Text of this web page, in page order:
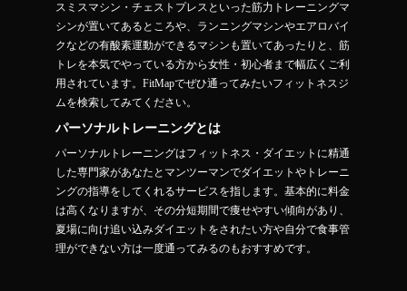
スミスマシン・チェストプレスといった筋力トレーニングマ
シンが置いてあるところや、ランニングマシンやエアロバイ
クなどの有酸素運動ができるマシンも置いてあったりと、筋
トレを本気でやっている方から女性・初心者まで幅広くご利
用されています。FitMapでぜひ通ってみたいフィットネスジ
ムを検索してみてください。
パーソナルトレーニングとは
パーソナルトレーニングはフィットネス・ダイエットに精通
した専門家があなたとマンツーマンでダイエットやトレーニ
ングの指導をしてくれるサービスを指します。基本的に料金
は高くなりますが、その分短期間で痩せやすい傾向があり、
夏場に向け追い込みダイエットをされたい方や自分で食事管
理ができない方は一度通ってみるのもおすすめです。